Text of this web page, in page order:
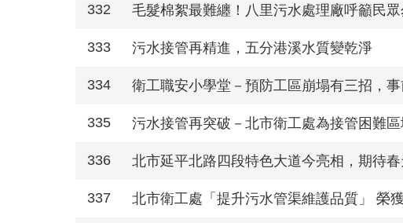
332 毛髮棉絮最難纏！八里污水處理廠呼籲民
333 污水接管再精進，五分港溪水質變乾淨
334 衛工職安小學堂－預防工區崩塌有三招，
335 污水接管再突破－北市衛工處為接管困難
336 北市延平北路四段特色大道今亮相，期待春
337 北市衛工處「提升污水管渠維護品質」 榮